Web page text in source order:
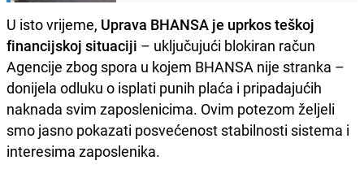
U isto vrijeme, Uprava BHANSA je uprkos teškoj
financijskoj situaciji – uključujući blokiran račun
Agencije zbog spora u kojem BHANSA nije stranka –
donijela odluku o isplati punih plaća i pripadajućih
naknada svim zaposlenicima. Ovim potezom željeli
smo jasno pokazati posvećenost stabilnosti sistema i
interesima zaposlenika.